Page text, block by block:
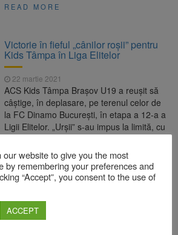
READ MORE
Victorie în fieful „cânilor roșii” pentru
Kids Tâmpa în Liga Elitelor
22 martie 2021
ACS Kids Tâmpa Brașov U19 a reușit să
câștige, în deplasare, pe terenul celor de
la FC Dinamo București, în etapa a 12-a a
Ligii Elitelor. „Urșii” s-au impus la limită, cu
Golurile brașovenilor au fost semnate de
Goșman, Necula și Popa. „Am făcut un
meci bun, […]
website to give you the most
by remembering your preferences and
“Accept”, you consent to the use of
ACCEPT